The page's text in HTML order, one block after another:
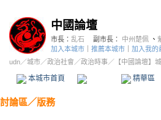
中國論壇
市長： 乱石 副市長： 中州楚佩 、
加入本城市
推薦本城市 加入我的
udn／城市／政治社會 ／政治時事／ 【中國論壇】
本城市首頁 精華區
討論區／版務